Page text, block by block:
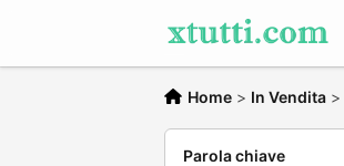
Home > In Vendita >
Parola chiave